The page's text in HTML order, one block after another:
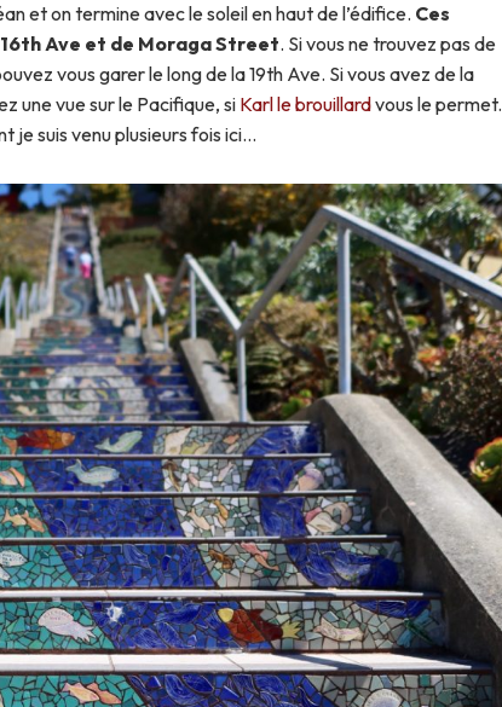
et on termine avec le soleil en haut de l’édifice. Ces
Ave et de Moraga Street. Si vous ne trouvez pas de
vous garer le long de la 19th Ave. Si vous avez de la
une vue sur le Pacifique, si Karl le brouillardvous le permet.
je suis venu plusieurs fois ici…